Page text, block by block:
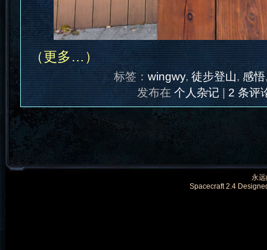
（更多…）
标签： wingwy, 徒步登山, 感悟
发布在 个人杂记 | 2 条评
永
Spacecraft 2.4